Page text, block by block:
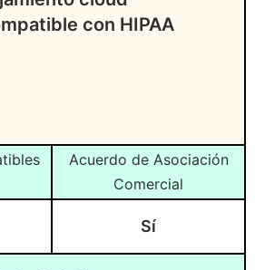
con HIPAA
Acuerdo de Asociación
Comercial
Sí